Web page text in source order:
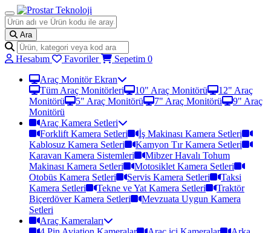
Ara
Hesabım Favoriler Sepetim 0
Araç Monitör Ekran
Tüm Araç Monitörleri
10" Araç Monitörü
12" Araç
Monitörü
5" Araç Monitörü 7" Araç Monitörü
9" Araç
Monitörü
Araç Kamera Setleri
Forklift Kamera Setleri
İş Makinası Kamera Setleri
Kablosuz Kamera Setleri
Kamyon Tır Kamera Setleri
Karavan Kamera Sistemleri
Mibzer Havalı Tohum
Makinası Kamera Setleri
Motosiklet Kamera Setleri
Otobüs Kamera Setleri
Servis Kamera Setleri
Taksi
Kamera Setleri
Tekne ve Yat Kamera Setleri
Traktör
Biçerdöver Kamera Setleri
Mevzuata Uygun Kamera
Setleri
Araç Kameraları